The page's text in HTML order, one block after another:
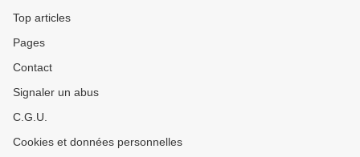
Top articles
Pages
Contact
Signaler un abus
C.G.U.
Cookies et données personnelles